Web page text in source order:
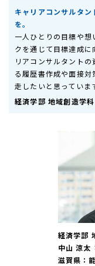
キャリアコンサルタ
を。
一人ひとりの目標や
クを通じて目標達成
リアコンサルタント
る履歴書作成や面接
走したいと思っていま
経済学部 地域創造
経済学部
中山 涼太
滋賀県：